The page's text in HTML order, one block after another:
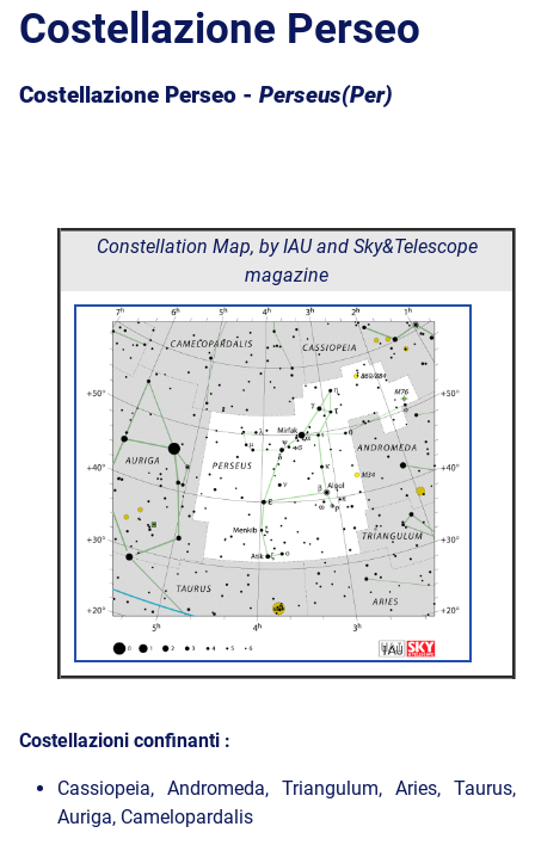
Costellazione Perseo
Costellazione Perseo - Perseus(Per)
Constellation Map, by IAU and Sky&Telescope
magazine
Costellazioni confinanti :
Cassiopeia, Andromeda, Triangulum, Aries, Taurus,
Auriga, Camelopardalis